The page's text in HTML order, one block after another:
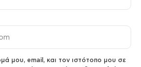
μου, email, και τον ιστότοπο μου σε